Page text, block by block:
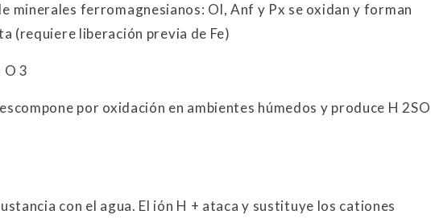
minerales ferromagnesianos: Ol, Anf y Px se oxidan y forman
(requiere liberación previa de Fe)
O 3
por oxidación en ambientes húmedos y produce H 2SO
con el agua. El ión H + ataca y sustituye los cationes